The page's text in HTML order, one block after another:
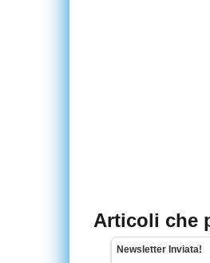
Articoli che
Newsletter Inviata!